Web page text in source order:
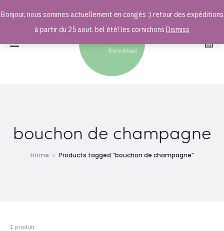
bouchon de champagne
Home Products tagged “bouchon de champagne”
1 produit
Bonjour, nous sommes actuellement en congés :) retour des expéditions
à partir du 25 aout. bel été! les cornichons Dismiss